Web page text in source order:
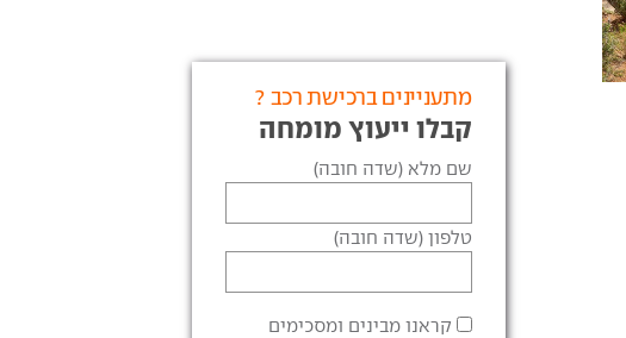
מתעניינים ברכישת רכב ?
קבלו ייעוץ מומחה
שם מלא (שדה חובה)
טלפון (שדה חובה)
קראנו מבינים ומסכימים